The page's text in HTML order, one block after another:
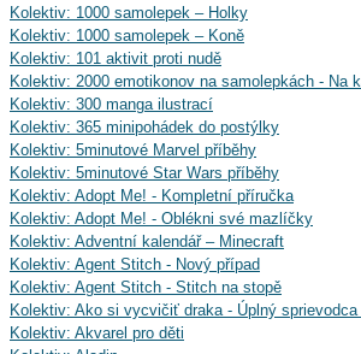
Kolektiv: 1000 samolepek – Holky
Kolektiv: 1000 samolepek – Koně
Kolektiv: 101 aktivit proti nudě
Kolektiv: 2000 emotikonov na samolepkách - Na
Kolektiv: 300 manga ilustrací
Kolektiv: 365 minipohádek do postýlky
Kolektiv: 5minutové Marvel příběhy
Kolektiv: 5minutové Star Wars příběhy
Kolektiv: Adopt Me! - Kompletní příručka
Kolektiv: Adopt Me! - Oblékni své mazlíčky
Kolektiv: Adventní kalendář – Minecraft
Kolektiv: Agent Stitch - Nový případ
Kolektiv: Agent Stitch - Stitch na stopě
Kolektiv: Ako si vycvičiť draka - Úplný sprievodca
Kolektiv: Akvarel pro děti